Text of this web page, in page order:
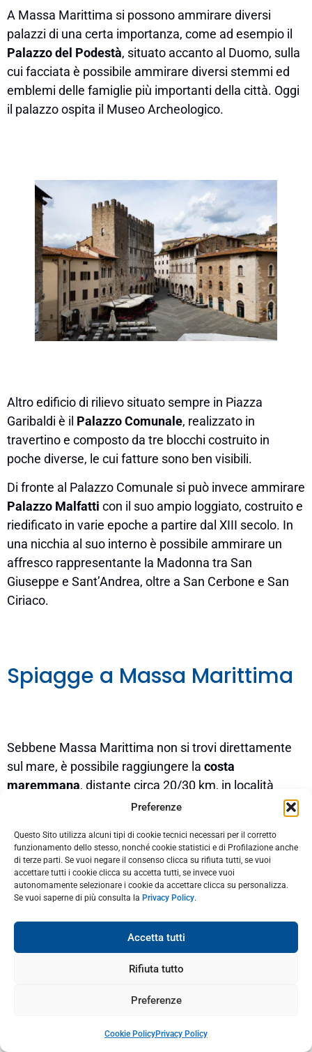
Preferenze
Questo Sito utilizza alcuni tipi di cookie tecnici necessari per il corretto
funzionamento dello stesso, nonché cookie statistici e di Profilazione anche
di terze parti. Se vuoi negare il consenso clicca su rifiuta tutti, se vuoi
accettare tutti i cookie clicca su accetta tutti, se invece vuoi
autonomamente selezionare i cookie da accettare clicca su personalizza.
Se vuoi saperne di più consulta la Privacy Policy.
Accetta tutti
Rifiuta tutto
Preferenze
Cookie PolicyPrivacy Policy
A Massa Marittima si possono ammirare diversi
palazzi di una certa importanza, come ad esempio il
Palazzo del Podestà, situato accanto al Duomo, sulla
cui facciata è possibile ammirare diversi stemmi ed
emblemi delle famiglie più importanti della città. Oggi
il palazzo ospita il Museo Archeologico.
Altro edificio di rilievo situato sempre in Piazza
Garibaldi è il Palazzo Comunale, realizzato in
travertino e composto da tre blocchi costruito in
poche diverse, le cui fatture sono ben visibili.
Di fronte al Palazzo Comunale si può invece ammirare
Palazzo Malfatti con il suo ampio loggiato, costruito e
riedificato in varie epoche a partire dal XIII secolo. In
una nicchia al suo interno è possibile ammirare un
affresco rappresentante la Madonna tra San
Giuseppe e Sant’Andrea, oltre a San Cerbone e San
Ciriaco.
Spiagge a Massa Marittima
Sebbene Massa Marittima non si trovi direttamente
sul mare, è possibile raggiungere la costa
maremmana, distante circa 20/30 km, in località
come Follonica e Scarlino oppure a 40km come
Tra le spiagge più rinomate ti segnaliamoCala Violina
a Scarlino, raggiungibile in circa 30 minuti di auto.
Questa spiaggia dalle acque cristalline è immersa
Scarlino. Per accedervi, essendo a numero chiuso, è
necessario prenotarne l’accesso sul
Altra zona interessante è quelle del
tra Piombino e Follonica, lungo la
spiagge selvagge dalle acque turchesi e dalla sabbia